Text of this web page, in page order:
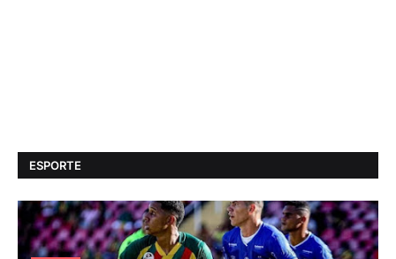
ESPORTE